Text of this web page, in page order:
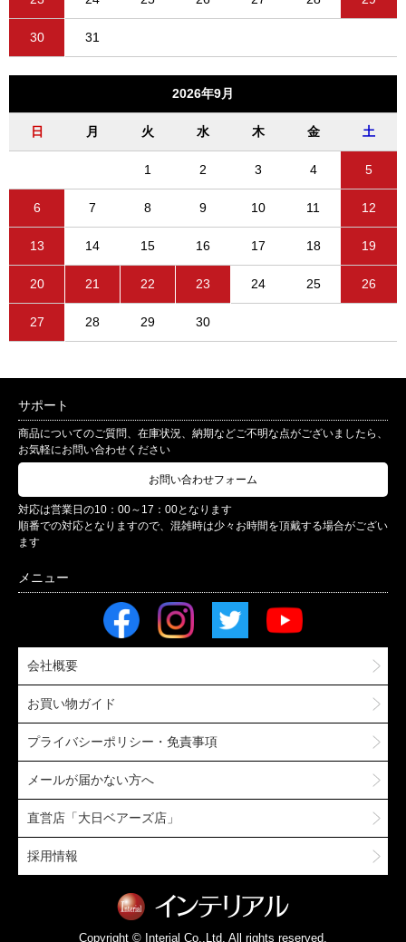
30 31
2026年9月
日 月 火 水 木 金 土
1 2 3 4 5
6 7 8 9 10 11 12
13 14 15 16 17 18 19
20 21 22 23 24 25 26
27 28 29 30
サポート
商品についてのご質問、在庫状況、納期などご不明な点がございましたら、
お気軽にお問い合わせください
お問い合わせフォーム
対応は営業日の10：00～17：00となります
順番での対応となりますので、混雑時は少々お時間を頂戴する場合がござい
ます
会社概要
お買い物ガイド
プライバシーポリシー・免責事項
メールが届かない方へ
直営店「大日ベアーズ店」
採用情報
Copyright © Interial Co.,Ltd. All rights reserved.